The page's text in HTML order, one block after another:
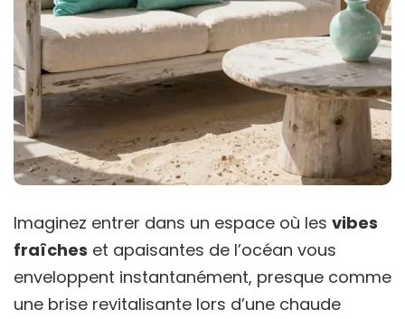
Imaginez entrer dans un espace où les vibes
fraîches et apaisantes de l’océan vous
enveloppent instantanément, presque comme
une brise revitalisante lors d’une chaude